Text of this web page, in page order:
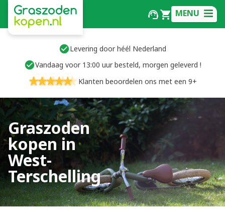
MENU
Levering door héél Nederland
Vandaag voor 13:00 uur besteld, morgen geleverd !
Klanten beoordelen ons met een 9+
Graszoden
kopen in
West-
Terschelling